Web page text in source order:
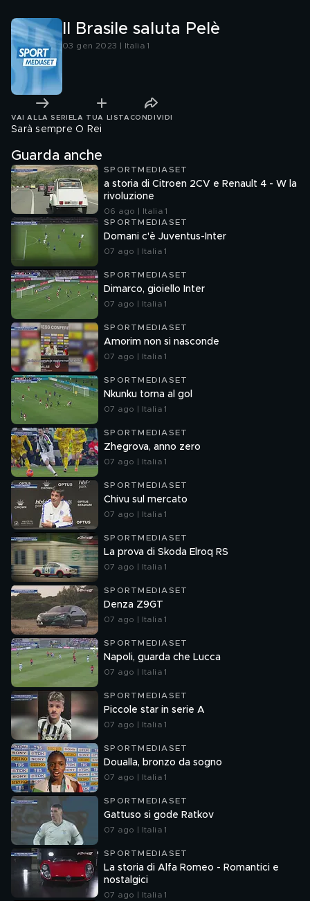
Il Brasile saluta Pelè
03 gen 2023 | Italia 1
VAI ALLA SERIE LA TUA LISTA CONDIVIDI
Sarà sempre O Rei
Guarda anche
SPORTMEDIASET
a storia di Citroen 2CV e Renault 4 - W la
rivoluzione
06 ago | Italia 1
SPORTMEDIASET
Domani c'è Juventus-Inter
07 ago | Italia 1
SPORTMEDIASET
Dimarco, gioiello Inter
07 ago | Italia 1
SPORTMEDIASET
Amorim non si nasconde
07 ago | Italia 1
SPORTMEDIASET
Nkunku torna al gol
07 ago | Italia 1
SPORTMEDIASET
Zhegrova, anno zero
07 ago | Italia 1
SPORTMEDIASET
Chivu sul mercato
07 ago | Italia 1
SPORTMEDIASET
La prova di Skoda Elroq RS
07 ago | Italia 1
SPORTMEDIASET
Denza Z9GT
07 ago | Italia 1
SPORTMEDIASET
Napoli, guarda che Lucca
07 ago | Italia 1
SPORTMEDIASET
Piccole star in serie A
07 ago | Italia 1
SPORTMEDIASET
Doualla, bronzo da sogno
07 ago | Italia 1
SPORTMEDIASET
Gattuso si gode Ratkov
07 ago | Italia 1
SPORTMEDIASET
La storia di Alfa Romeo - Romantici e
nostalgici
07 ago | Italia 1